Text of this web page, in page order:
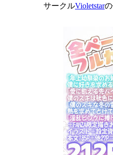
サークルVioletstar